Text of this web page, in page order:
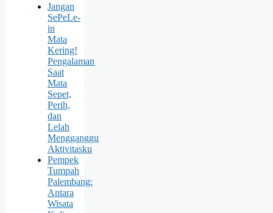
Jangan
SePeLe-
in
Mata
Kering!
Pengalaman
Saat
Mata
Sepet,
Perih,
dan
Lelah
Mengganggu
Aktivitasku
Pempek
Tumpah
Palembang:
Antara
Wisata